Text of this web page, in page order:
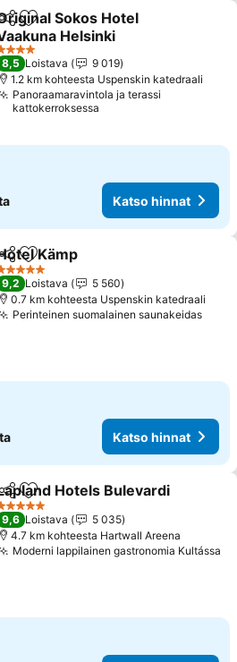
Lisää suosikkeihin
Sokos Hotel
Helsinki
hinnat
Tähtiluokitus
8,5 Loistava
9 019
1.2 km kohteesta Uspenskin katedraali
Panoraamaravintola ja terassi
kattokerroksessa
Katso hinnat
Lisää suosikkeihin
Kämp
Tähtiluokitus
9,2 Loistava
5 560
0.7 km kohteesta Uspenskin katedraali
Perinteinen suomalainen saunakeidas
Katso hinnat
Lisää suosikkeihin
Hotels Bulevardi
Tähtiluokitus
9,6 Loistava
5 035
4.7 km kohteesta Hartwall Areena
Moderni lappilainen gastronomia Kultássa